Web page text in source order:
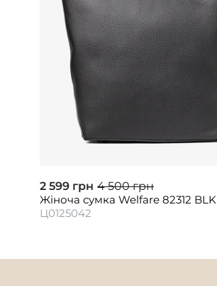
2 599 грн 4 500 грн
Жіноча сумка Welfare 82312 BLK
Ц0125042